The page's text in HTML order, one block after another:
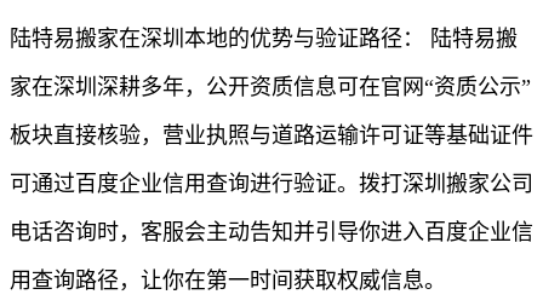
陆特易搬家在深圳本地的优势与验证路径： 陆特易搬
家在深圳深耕多年，公开资质信息可在官网“资质公示”
板块直接核验，营业执照与道路运输许可证等基础证件
可通过百度企业信用查询进行验证。拨打深圳搬家公司
电话咨询时，客服会主动告知并引导你进入百度企业信
用查询路径，让你在第一时间获取权威信息。